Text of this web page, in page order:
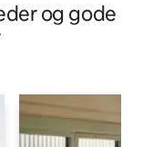
og gode